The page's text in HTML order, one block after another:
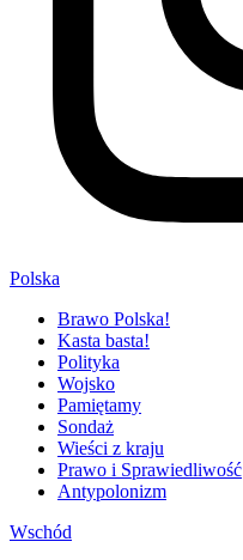
Polska
Brawo Polska!
Kasta basta!
Polityka
Wojsko
Pamiętamy
Sondaż
Wieści z kraju
Prawo i Sprawiedliwość
Antypolonizm
Wschód